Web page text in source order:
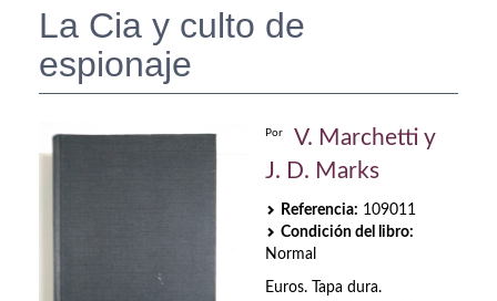
MATERIAS
Arte
Autoayuda. Conocimiento personal
La Cia y culto de
espionaje
Por
V. Marchetti y
J. D. Marks
Referencia: 109011
Condición del libro:
Normal
Euros. Tapa dura.